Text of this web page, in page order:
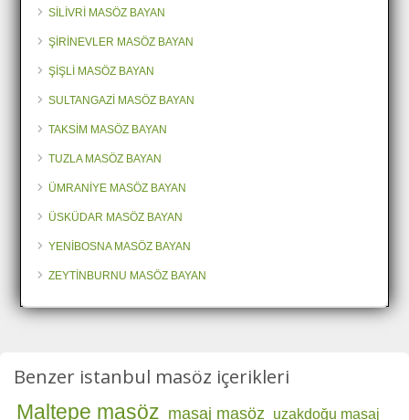
SİLİVRİ MASÖZ BAYAN
ŞİRİNEVLER MASÖZ BAYAN
ŞİŞLİ MASÖZ BAYAN
SULTANGAZİ MASÖZ BAYAN
TAKSİM MASÖZ BAYAN
TUZLA MASÖZ BAYAN
ÜMRANİYE MASÖZ BAYAN
ÜSKÜDAR MASÖZ BAYAN
YENİBOSNA MASÖZ BAYAN
ZEYTİNBURNU MASÖZ BAYAN
Benzer istanbul masöz içerikleri
Maltepe masöz masaj masöz uzakdoğu masaj